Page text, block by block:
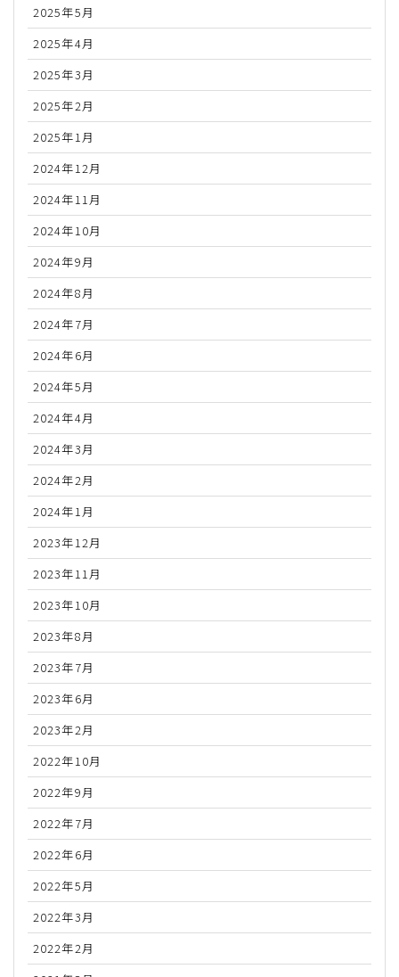
2025年5月
2025年4月
2025年3月
2025年2月
2025年1月
2024年12月
2024年11月
2024年10月
2024年9月
2024年8月
2024年7月
2024年6月
2024年5月
2024年4月
2024年3月
2024年2月
2024年1月
2023年12月
2023年11月
2023年10月
2023年8月
2023年7月
2023年6月
2023年2月
2022年10月
2022年9月
2022年7月
2022年6月
2022年5月
2022年3月
2022年2月